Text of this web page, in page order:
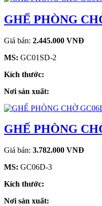
GHẾ PHÒNG
Giá bán: 2.445.000 VNĐ
MS: GC01SD-2
Kích thước:
Nơi sản xuất:
GHẾ PHÒNG
Giá bán: 3.782.000 VNĐ
MS: GC06D-3
Kích thước:
Nơi sản xuất: